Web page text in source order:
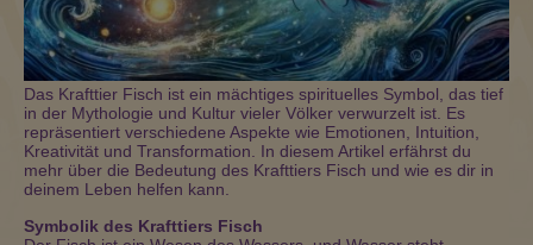
Das Krafttier Fisch ist ein mächtiges spirituelles Symbol, das tief
in der Mythologie und Kultur vieler Völker verwurzelt ist. Es
repräsentiert verschiedene Aspekte wie Emotionen, Intuition,
Kreativität und Transformation. In diesem Artikel erfährst du
mehr über die Bedeutung des Krafttiers Fisch und wie es dir in
deinem Leben helfen kann.
Symbolik des Krafttiers Fisch